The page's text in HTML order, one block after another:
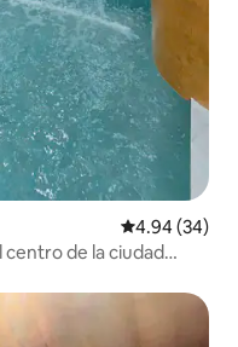
Calificación
4.94 (34)
centro de la ciudad